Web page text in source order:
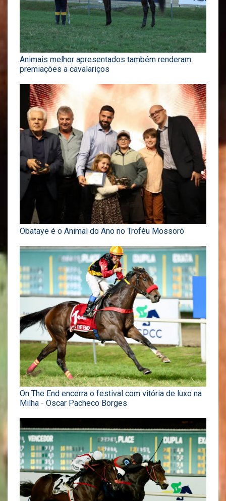
Animais melhor apresentados também renderam
premiações a cavalariços
Obataye é o Animal do Ano no Troféu Mossoró
On The End encerra o festival com vitória de luxo na
Milha - Oscar Pacheco Borges